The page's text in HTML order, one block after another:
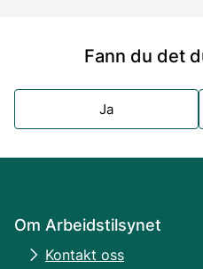
Fann du det
Ja
Om Arbeidstilsynet
Kontakt oss